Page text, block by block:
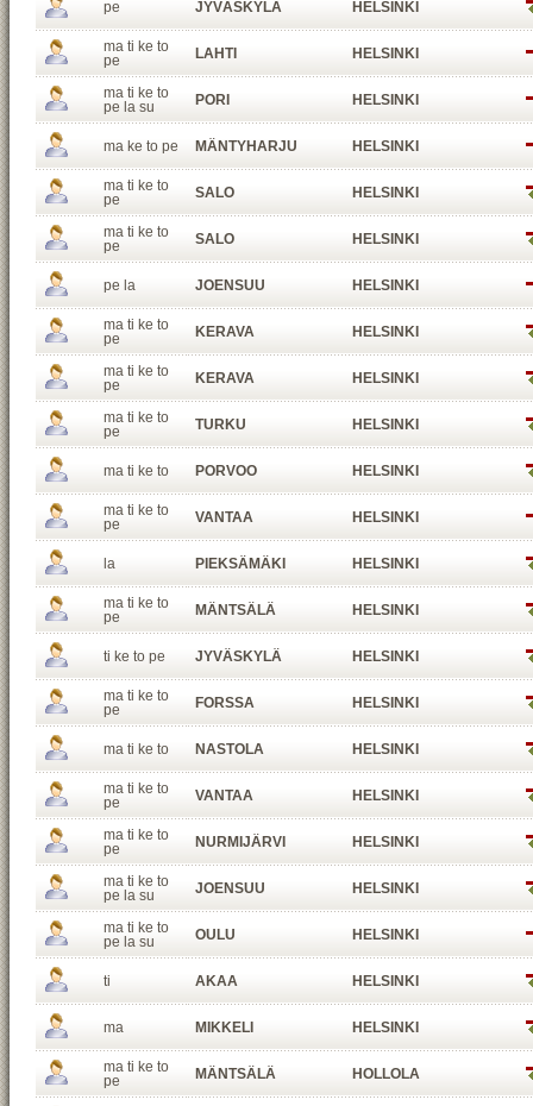
pe JYVÄSKYLÄ HELSINKI
ma ti ke to
pe
LAHTI HELSINKI
ma ti ke to
pe la su
PORI HELSINKI
ma ke to pe MÄNTYHARJU HELSINKI
ma ti ke to
pe
SALO HELSINKI
ma ti ke to
pe
SALO HELSINKI
pe la JOENSUU HELSINKI
ma ti ke to
pe
KERAVA HELSINKI
ma ti ke to
pe
KERAVA HELSINKI
ma ti ke to
pe
TURKU HELSINKI
ma ti ke to PORVOO HELSINKI
ma ti ke to
pe
VANTAA HELSINKI
la PIEKSÄMÄKI HELSINKI
ma ti ke to
pe
MÄNTSÄLÄ HELSINKI
ti ke to pe JYVÄSKYLÄ HELSINKI
ma ti ke to
pe
FORSSA HELSINKI
ma ti ke to NASTOLA HELSINKI
ma ti ke to
pe
VANTAA HELSINKI
ma ti ke to
pe
NURMIJÄRVI HELSINKI
ma ti ke to
pe la su
JOENSUU HELSINKI
ma ti ke to
pe la su
OULU HELSINKI
ti AKAA HELSINKI
ma MIKKELI HELSINKI
ma ti ke to
pe
MÄNTSÄLÄ HOLLOLA